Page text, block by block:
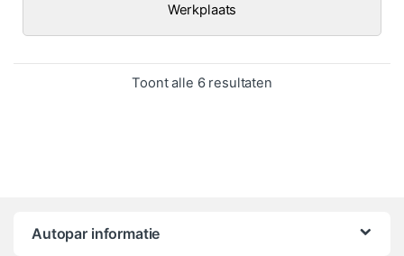
Werkplaats
Toont alle 6 resultatenGesorteerd op
Autopar informatie